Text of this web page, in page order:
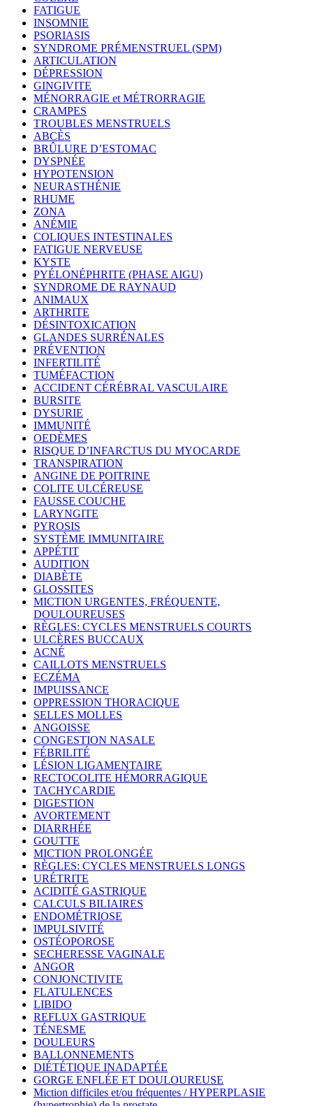
FATIGUE
INSOMNIE
PSORIASIS
SYNDROME PRÉMENSTRUEL (SPM)
ARTICULATION
DÉPRESSION
GINGIVITE
MÉNORRAGIE et MÉTRORRAGIE
CRAMPES
TROUBLES MENSTRUELS
ABCÈS
BRÛLURE D’ESTOMAC
DYSPNÉE
HYPOTENSION
NEURASTHÉNIE
RHUME
ZONA
ANÉMIE
COLIQUES INTESTINALES
FATIGUE NERVEUSE
KYSTE
PYÉLONÉPHRITE (PHASE AIGU)
SYNDROME DE RAYNAUD
ANIMAUX
ARTHRITE
DÉSINTOXICATION
GLANDES SURRÉNALES
PRÉVENTION
INFERTILITÉ
TUMÉFACTION
ACCIDENT CÉRÉBRAL VASCULAIRE
BURSITE
DYSURIE
IMMUNITÉ
OEDÈMES
RISQUE D’INFARCTUS DU MYOCARDE
TRANSPIRATION
ANGINE DE POITRINE
COLITE ULCÉREUSE
FAUSSE COUCHE
LARYNGITE
PYROSIS
SYSTÈME IMMUNITAIRE
APPÉTIT
AUDITION
DIABÈTE
GLOSSITES
MICTION URGENTES, FRÉQUENTE,
DOULOUREUSES
RÈGLES: CYCLES MENSTRUELS COURTS
ULCÈRES BUCCAUX
ACNÉ
CAILLOTS MENSTRUELS
ECZÉMA
IMPUISSANCE
OPPRESSION THORACIQUE
SELLES MOLLES
ANGOISSE
CONGESTION NASALE
FÉBRILITÉ
LÉSION LIGAMENTAIRE
RECTOCOLITE HÉMORRAGIQUE
TACHYCARDIE
DIGESTION
AVORTEMENT
DIARRHÉE
GOUTTE
MICTION PROLONGÉE
RÈGLES: CYCLES MENSTRUELS LONGS
URÉTRITE
ACIDITÉ GASTRIQUE
CALCULS BILIAIRES
ENDOMÉTRIOSE
IMPULSIVITÉ
OSTÉOPOROSE
SECHERESSE VAGINALE
ANGOR
CONJONCTIVITE
FLATULENCES
LIBIDO
REFLUX GASTRIQUE
TÉNESME
DOULEURS
BALLONNEMENTS
DIÉTÉTIQUE INADAPTÉE
GORGE ENFLÉE ET DOULOUREUSE
Miction difficiles et/ou fréquentes / HYPERPLASIE